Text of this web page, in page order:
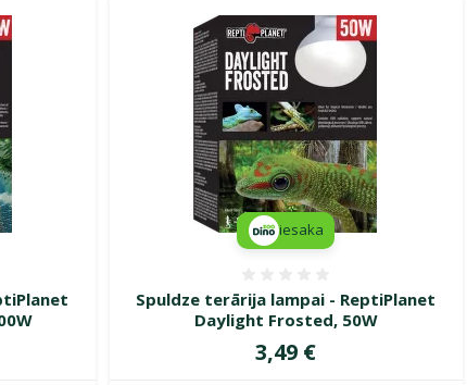
Spuldze terārija lampai - ReptiPlanet
Daylight Frosted, 50W
Cena
3,49 €
iesaka